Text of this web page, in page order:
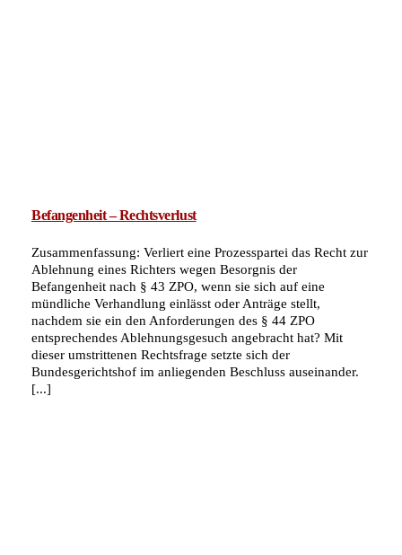
Befangenheit – Rechtsverlust
Ablehnung eines Richters wegen Besorgnis der
Befangenheit nach § 43 ZPO, wenn sie sich auf eine
mündliche Verhandlung einlässt oder Anträge stellt,
nachdem sie ein den Anforderungen des § 44 ZPO
entsprechendes Ablehnungsgesuch angebracht hat? Mit
dieser umstrittenen Rechtsfrage setzte sich der
Bundesgerichtshof im anliegenden Beschluss auseinander.
[...]